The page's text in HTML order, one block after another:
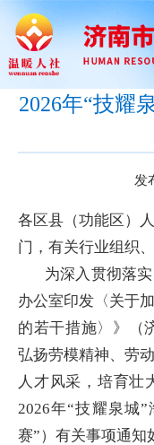
2026年“技耀
发
各区县（功能区）
门，有关行业组织
为深入贯彻落
办公室印发〈关于
的若干措施〉》（
弘扬劳模精神、劳
人才风采，培育壮
2026年“技耀泉城
赛”）有关事项通知